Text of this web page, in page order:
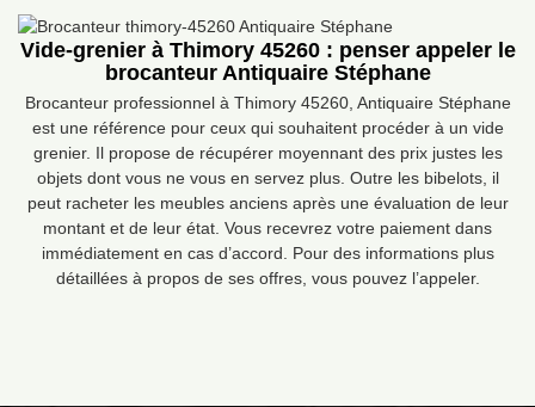
Vide-grenier à Thimory 45260 : penser appeler le
brocanteur Antiquaire Stéphane
Brocanteur professionnel à Thimory 45260, Antiquaire Stéphane
est une référence pour ceux qui souhaitent procéder à un vide
grenier. Il propose de récupérer moyennant des prix justes les
objets dont vous ne vous en servez plus. Outre les bibelots, il
peut racheter les meubles anciens après une évaluation de leur
montant et de leur état. Vous recevrez votre paiement dans
immédiatement en cas d’accord. Pour des informations plus
détaillées à propos de ses offres, vous pouvez l’appeler.